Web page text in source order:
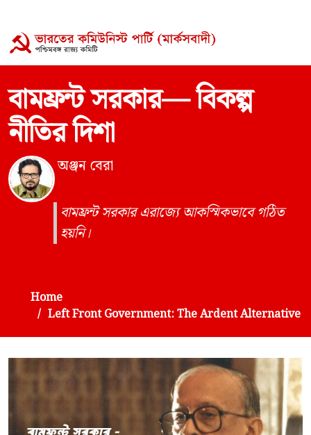
বামফ্রন্ট সরকার— বিকল্প
নীতির দিশা
অঞ্জন বেরা
বামফ্রন্ট সরকার এরাজ্যে আকস্মিকভাবে গঠিত
হয়নি।
Home
Left Front Government: The Ardent Alternative